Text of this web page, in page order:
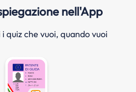
nell'App
quiz che vuoi, quando vuoi